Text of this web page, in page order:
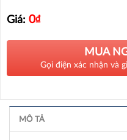
Giá: 0₫
MUA
Gọi điện xác nhận và
MÔ TẢ